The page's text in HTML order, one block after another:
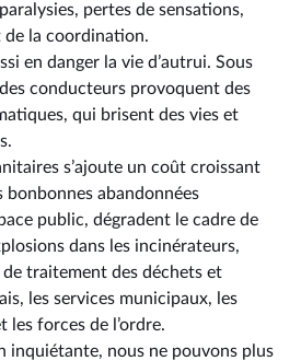
pertes de sensations,
la coordination.
en danger la vie d’autrui. Sous
des conducteurs provoquent des
qui brisent des vies et
s’ajoute un coût croissant
abandonnées
public, dégradent le cadre de
dans les incinérateurs,
traitement des déchets et
les services municipaux, les
les forces de l’ordre.
inquiétante, nous ne pouvons plus